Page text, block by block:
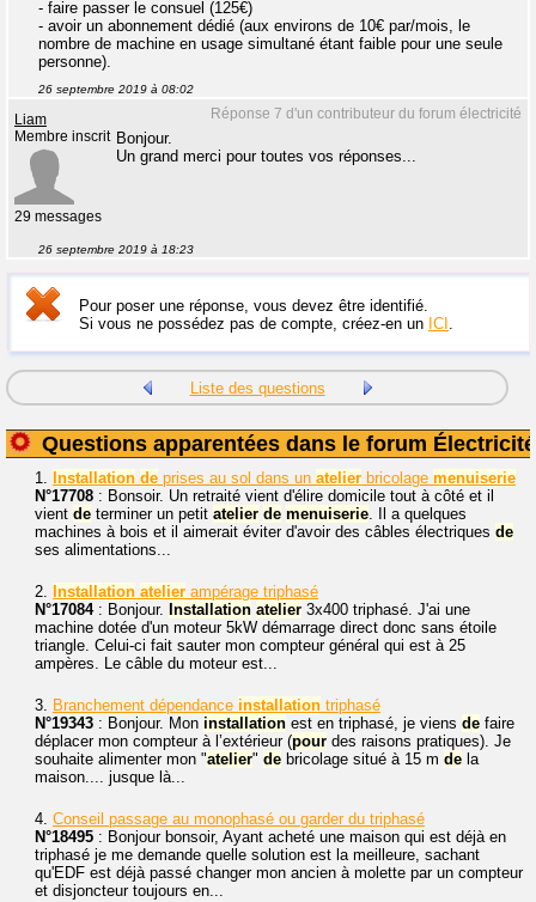
- faire passer le consuel (125€)
- avoir un abonnement dédié (aux environs de 10€ par/mois, le
nombre de machine en usage simultané étant faible pour une seule
personne).
26 septembre 2019 à 08:02
Réponse 7 d'un contributeur du forum électricité
Liam
Membre inscrit
29 messages
Bonjour.
Un grand merci pour toutes vos réponses...
26 septembre 2019 à 18:23
Pour poser une réponse, vous devez être identifié.
Si vous ne possédez pas de compte, créez-en un ICI .
Liste des questions
Questions apparentées dans le forum Électricité
1. Installation de prises au sol dans un atelier bricolage menuiserie
N°17708 : Bonsoir. Un retraité vient d'élire domicile tout à côté et il
vient de terminer un petit atelier de menuiserie. Il a quelques
machines à bois et il aimerait éviter d'avoir des câbles électriques de
ses alimentations...
2. Installation atelier ampérage triphasé
N°17084: Bonjour. Installation atelier 3x400 triphasé. J'ai une
machine dotée d'un moteur 5kW démarrage direct donc sans étoile
triangle. Celui-ci fait sauter mon compteur général qui est à 25
ampères. Le câble du moteur est...
3. Branchement dépendance installation triphasé
N°19343 : Bonjour. Mon installation est en triphasé, je viens de faire
déplacer mon compteur à l’extérieur (pour des raisons pratiques). Je
souhaite alimenter mon "atelier" de bricolage situé à 15 m de la
maison.... jusque là...
4. Conseil passage au monophasé ou garder du triphasé
N°18495 : Bonjour bonsoir, Ayant acheté une maison qui est déjà en
triphasé je me demande quelle solution est la meilleure, sachant
qu'EDF est déjà passé changer mon ancien à molette par un compteur
et disjoncteur toujours en...